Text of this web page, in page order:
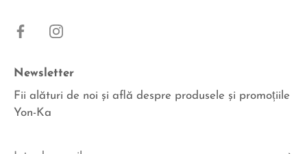
Newsletter
Fii alături de noi şi află despre produsele şi promoțiile
Yon-Ka